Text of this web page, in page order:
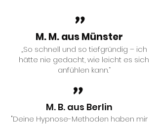
"
M. M. aus Münster
„So schnell und so tiefgründig – ich
hätte nie gedacht, wie leicht es sich
anfühlen kann.“
"
M. B. aus Berlin
"Deine Hypnose-Methoden haben mir